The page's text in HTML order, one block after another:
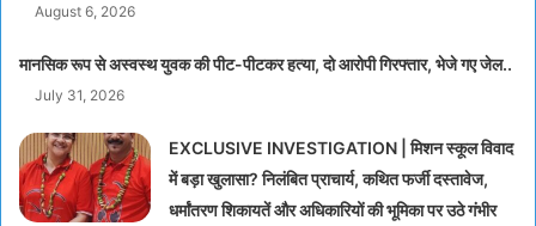
August 6, 2026
मानसिक रूप से अस्वस्थ युवक की पीट-पीटकर हत्या, दो आरोपी गिरफ्तार, भेजे गए जेल..
July 31, 2026
EXCLUSIVE INVESTIGATION | मिशन स्कूल विवाद
में बड़ा खुलासा? निलंबित प्राचार्य, कथित फर्जी दस्तावेज,
धर्मांतरण शिकायतें और अधिकारियों की भूमिका पर उठे गंभीर